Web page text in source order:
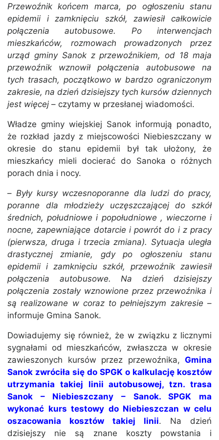
Przewoźnik końcem marca, po ogłoszeniu stanu
epidemii i zamknięciu szkół, zawiesił całkowicie
połączenia autobusowe. Po interwencjach
mieszkańców, rozmowach prowadzonych przez
urząd gminy Sanok z przewoźnikiem, od 18 maja
przewoźnik wznowił połączenia autobusowe na
tych trasach, początkowo w bardzo ograniczonym
zakresie, na dzień dzisiejszy tych kursów dziennych
jest więcej – czytamy w przesłanej wiadomości.
Władze gminy wiejskiej Sanok informują ponadto,
że rozkład jazdy z miejscowości Niebieszczany w
okresie do stanu epidemii był tak ułożony, że
mieszkańcy mieli docierać do Sanoka o różnych
porach dnia i nocy.
–Były kursy wczesnoporanne dla ludzi do pracy,
poranne dla młodzieży uczęszczającej do szkół
średnich, południowe i popołudniowe , wieczorne i
nocne, zapewniające dotarcie i powrót do i z pracy
(pierwsza, druga i trzecia zmiana). Sytuacja uległa
drastycznej zmianie, gdy po ogłoszeniu stanu
epidemii i zamknięciu szkół, przewoźnik zawiesił
połączenia autobusowe. Na dzień dzisiejszy
połączenia zostały wznowione przez przewoźnika i
są realizowane w coraz to pełniejszym zakresie –
informuje Gmina Sanok.
Dowiadujemy się również, że w związku z licznymi
sygnałami od mieszkańców, zwłaszcza w okresie
zawieszonych kursów przez przewoźnika, Gmina
Sanok zwróciła się do SPGK o kalkulację kosztów
utrzymania takiej linii autobusowej, tzn. trasa
Sanok – Niebieszczany – Sanok. SPGK ma
wykonać kurs testowy do Niebieszczan w celu
oszacowania kosztów takiej linii. Na dzień
dzisiejszy nie są znane koszty powstania i